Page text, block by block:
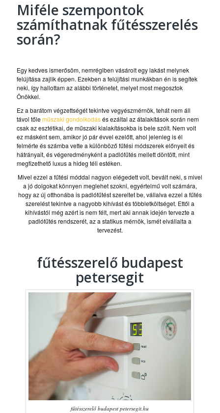
Miféle szempontok
számíthatnak fűtésszerelés
során?
Egy kedves ismerősöm, nemrégiben vásárolt egy lakást melynek
felújítása zajlik éppen. Ezekben a felújítási munkákban én is segítek
neki, így hallottam az alábbi történetet, melyet most megosztok
Önökkel.
Ez a barátom végzettségét tekintve vegyészmérnök, tehát nem áll
távol tőleműszaki gondolkodásés ezáltal az átalakítások során nem
csak az esztétikai, de műszaki kialakításokba is bele szólt. Nem volt
ez másként sem, amikor jó pár évvel ezelőtt, ahol jelenleg is él
felmérte és számba vette a különböző fűtési módszerek előnyeit és
hátrányait, és végeredményként a padlófűtés mellett döntött, mint
megfizethető luxus a hideg téli estéken.
Mivel ezzel a fűtési móddal nagyon elégedett volt, bevált neki, s mivel
a jó dolgokat könnyen meglehet szokni, egyértelmű volt számára,
hogy az új otthonába is padlófűtést szereltet be, vállalva ezzel a fűtés
szerelést tekintve a nagyobb kihívást és többletköltséget. Ettől a
kihívástól még azért is nem félt, mert aki annak idején tervezte a
padlófűtés rendszerét, az a statikus mérnök, ismét elvállalta a
tervezést.
fűtésszerelő budapest
petersegit
fűtésszerelő budapest petersegit.hu